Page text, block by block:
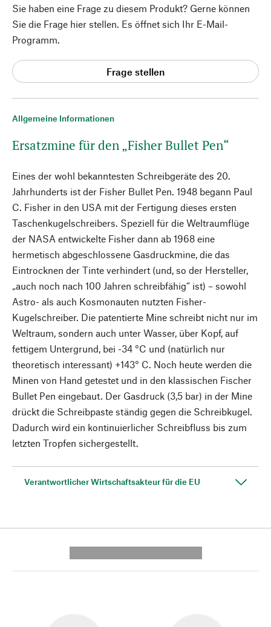
Allgemeine Informationen
Ersatzmine für den „Fisher Bullet Pen“
Eines der wohl bekanntesten Schreibgeräte des 20.
Jahrhunderts ist der Fisher Bullet Pen. 1948 begann Paul
C. Fisher in den USA mit der Fertigung dieses ersten
Taschenkugelschreibers. Speziell für die Weltraumflüge
der NASA entwickelte Fisher dann ab 1968 eine
hermetisch abgeschlossene Gasdruckmine, die das
Eintrocknen der Tinte verhindert (und, so der Hersteller,
„auch noch nach 100 Jahren schreibfähig“ ist) – sowohl
Astro- als auch Kosmonauten nutzten Fisher-
Kugelschreiber. Die patentierte Mine schreibt nicht nur im
Weltraum, sondern auch unter Wasser, über Kopf, auf
fettigem Untergrund, bei -34 °C und (natürlich nur
theoretisch interessant) +143° C. Noch heute werden die
Minen von Hand getestet und in den klassischen Fischer
Bullet Pen eingebaut. Der Gasdruck (3,5 bar) in der Mine
drückt die Schreibpaste ständig gegen die Schreibkugel.
Dadurch wird ein kontinuierlicher Schreibfluss bis zum
letzten Tropfen sichergestellt.
Verantwortlicher Wirtschaftsakteur für die EU
Sie haben eine Frage zu diesem Produkt? Gerne können
Sie die Frage hier stellen. Es öffnet sich Ihr E-Mail-
Programm.
Frage stellen